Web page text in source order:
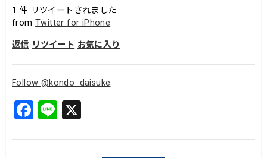
1 件 リツイートされました
from Twitter for iPhone
返信 リツイート お気に入り
Follow @kondo_daisuke
F
a
c
Li
n
e